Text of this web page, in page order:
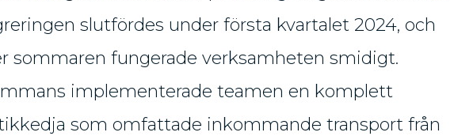
slutfördes under första kvartalet 2024, och
sommaren fungerade verksamheten smidigt.
implementerade teamen en komplett
som omfattade inkommande transport från